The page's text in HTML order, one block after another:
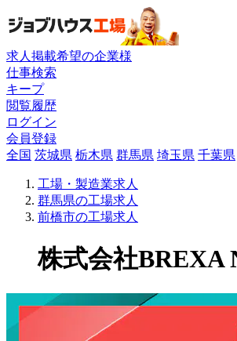
求人掲載希望の企業様
仕事検索
キープ
閲覧履歴
ログイン
会員登録
全国 茨城県 栃木県 群馬県 埼玉県 千葉県
工場・製造業求人
群馬県の工場求人
前橋市の工場求人
株式会社BREXA